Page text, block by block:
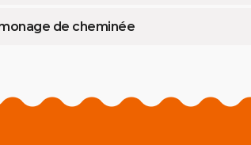
de cheminée